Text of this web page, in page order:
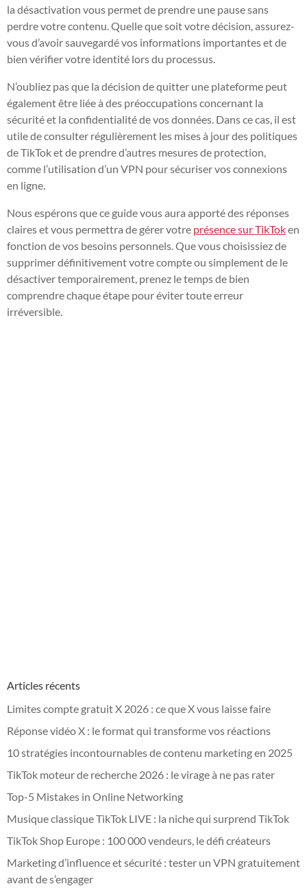
la désactivation vous permet de prendre une pause sans
perdre votre contenu. Quelle que soit votre décision, assurez-
vous d’avoir sauvegardé vos informations importantes et de
bien vérifier votre identité lors du processus.
N’oubliez pas que la décision de quitter une plateforme peut
également être liée à des préoccupations concernant la
sécurité et la confidentialité de vos données. Dans ce cas, il est
utile de consulter régulièrement les mises à jour des politiques
de TikTok et de prendre d’autres mesures de protection,
comme l’utilisation d’un VPN pour sécuriser vos connexions
en ligne.
Nous espérons que ce guide vous aura apporté des réponses
claires et vous permettra de gérer votre présence sur TikToken
fonction de vos besoins personnels. Que vous choisissiez de
supprimer définitivement votre compte ou simplement de le
désactiver temporairement, prenez le temps de bien
comprendre chaque étape pour éviter toute erreur
irréversible.
Articles récents
Limites compte gratuit X 2026 : ce que X vous laisse faire
Réponse vidéo X : le format qui transforme vos réactions
10 stratégies incontournables de contenu marketing en 2025
TikTok moteur de recherche 2026 : le virage à ne pas rater
Top-5 Mistakes in Online Networking
Musique classique TikTok LIVE : la niche qui surprend TikTok
TikTok Shop Europe : 100 000 vendeurs, le défi créateurs
Marketing d’influence et sécurité : tester un VPN gratuitement
avant de s’engager